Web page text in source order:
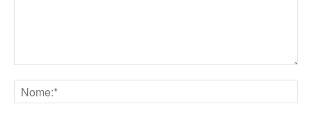
Nome